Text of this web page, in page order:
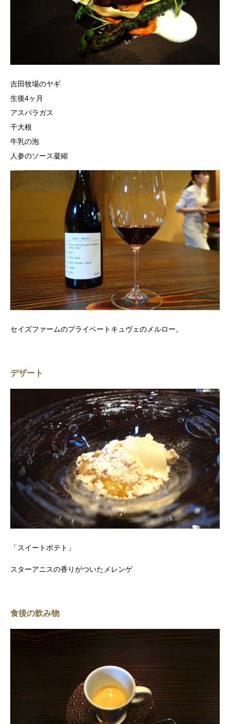
吉田牧場のヤギ
生後4ヶ月
アスパラガス
干大根
牛乳の泡
人参のソース凝縮
セイズファームのプライベートキュヴェのメルロー。
デザート
「スイートポテト」
スターアニスの香りがついたメレンゲ
食後の飲み物